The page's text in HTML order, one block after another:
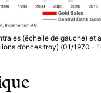
(échelle de gauche)
d’onces troy) (01/1970 -